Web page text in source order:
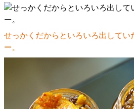
せっかくだからといろいろ出してい
ー。